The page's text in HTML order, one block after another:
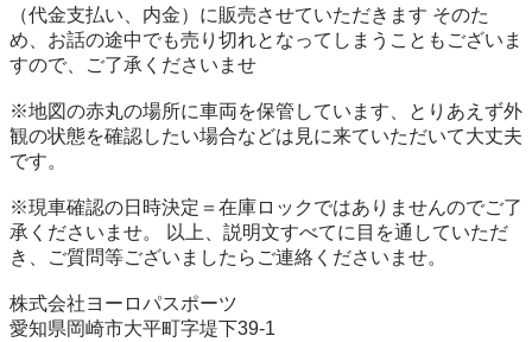
（代金支払い、内金）に販売させていただきます そのた
め、お話の途中でも売り切れとなってしまうこともございま
すので、ご了承くださいませ
※地図の赤丸の場所に車両を保管しています、とりあえず外
観の状態を確認したい場合などは見に来ていただいて大丈夫
です。
※現車確認の日時決定＝在庫ロックではありませんのでご了
承くださいませ。 以上、説明文すべてに目を通していただ
き、ご質問等ございましたらご連絡くださいませ。
株式会社ヨーロパスポーツ
愛知県岡崎市大平町字堤下39-1